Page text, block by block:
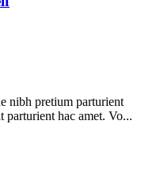
nibh pretium parturient
parturient hac amet. Vo...